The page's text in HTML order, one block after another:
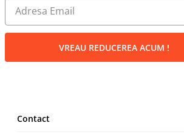
VREAU REDUCEREA ACUM !
Contact